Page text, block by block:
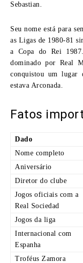
Sebastian.
Seu nome está para
as Ligas de 1980-81
a Copa do Rei
dominado por Real
conquistou um lugar
estava Arconada.
Fatos
Dado
Nome completo
Aniversário
Diretor do clube
Jogos oficiais com a
Real Sociedad
Jogos da liga
Internacional com
Espanha
Troféus Zamora